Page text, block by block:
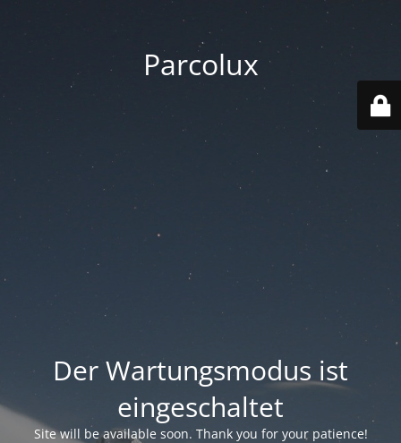
Parcolux
Der Wartungsmodus ist
eingeschaltet
Site will be available soon. Thank you for your patience!